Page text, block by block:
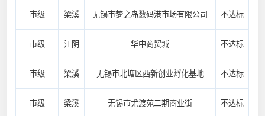
市级 梁溪 无锡市梦之岛数码港市场有限公司 不达标
市级 江阴 华中商贸城 不达标
市级 梁溪 无锡市北塘区西新创业孵化基地 不达标
市级 梁溪 无锡市尤渡苑二期商业街 不达标